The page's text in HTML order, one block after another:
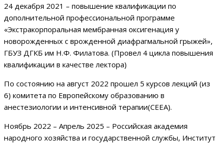
24 декабря 2021 – повышение квалификации по
дополнительной профессиональной программе
«Экстракорпоральная мембранная оксигенация у
новорожденных с врожденной диафрагмальной грыжей»,
ГБУЗ ДГКБ им Н.Ф. Филатова. (Провел 4 цикла повышения
квалификации в качестве лектора)
По состоянию на август 2022 прошел 5 курсов лекций (из
6) комитета по Европейскому образованию в
анестезиологии и интенсивной терапии(СEEA).
Ноябрь 2022 – Апрель 2025 – Российская академия
народного хозяйства и государственной службы, Институт